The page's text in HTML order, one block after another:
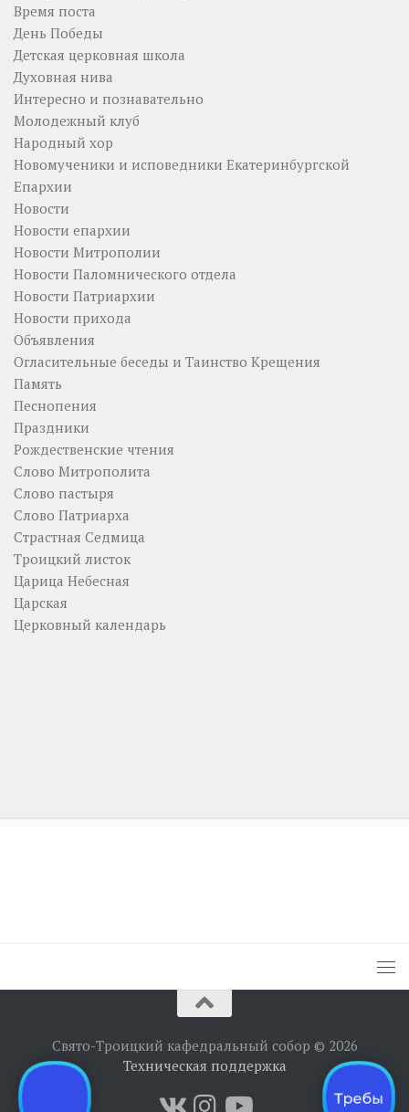
Время поста
День Победы
Детская церковная школа
Духовная нива
Интересно и познавательно
Молодежный клуб
Народный хор
Новомученики и исповедники Екатеринбургской
Епархии
Новости
Новости епархии
Новости Митрополии
Новости Паломнического отдела
Новости Патриархии
Новости прихода
Объявления
Огласительные беседы и Таинство Крещения
Память
Песнопения
Праздники
Рождественские чтения
Слово Митрополита
Слово пастыря
Слово Патриарха
Страстная Седмица
Троицкий листок
Царица Небесная
Царская
Церковный календарь
Свято-Троицкий кафедральный собор © 2026
Техническая поддержка